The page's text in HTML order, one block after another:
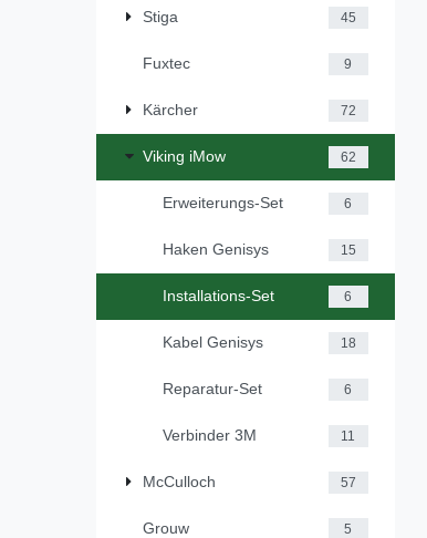
Stiga 45
Fuxtec 9
Kärcher 72
Viking iMow 62
Erweiterungs-Set 6
Haken Genisys 15
Installations-Set 6
Kabel Genisys 18
Reparatur-Set 6
Verbinder 3M 11
McCulloch 57
Grouw 5